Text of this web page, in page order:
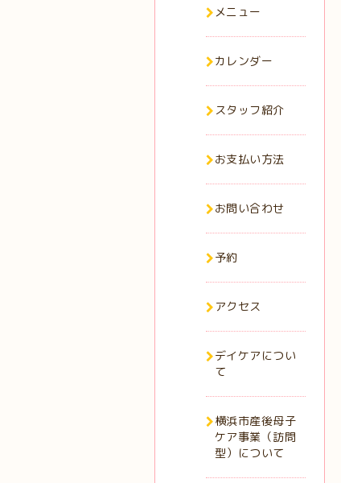
メニュー
カレンダー
スタッフ紹介
お支払い方法
お問い合わせ
予約
アクセス
デイケアについ
て
横浜市産後母子
ケア事業（訪問
型）について